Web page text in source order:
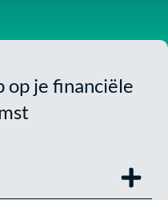
op je financiële